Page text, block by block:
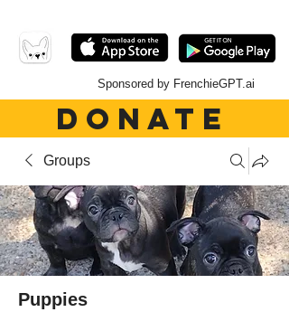
Sponsored by FrenchieGPT.ai
DONATE
Groups
Puppies